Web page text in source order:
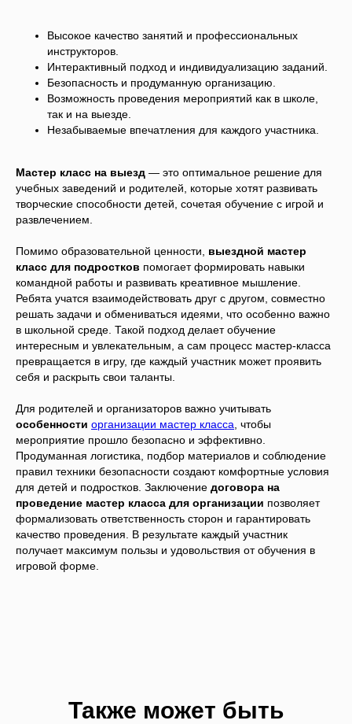
Высокое качество занятий и профессиональных
инструкторов.
Интерактивный подход и индивидуализацию заданий.
Безопасность и продуманную организацию.
Возможность проведения мероприятий как в школе,
так и на выезде.
Незабываемые впечатления для каждого участника.
Мастер класс на выезд — это оптимальное решение для
учебных заведений и родителей, которые хотят развивать
творческие способности детей, сочетая обучение с игрой и
развлечением.
Помимо образовательной ценности, выездной мастер
класс для подростков помогает формировать навыки
командной работы и развивать креативное мышление.
Ребята учатся взаимодействовать друг с другом, совместно
решать задачи и обмениваться идеями, что особенно важно
в школьной среде. Такой подход делает обучение
интересным и увлекательным, а сам процесс мастер-класса
превращается в игру, где каждый участник может проявить
себя и раскрыть свои таланты.
Для родителей и организаторов важно учитывать
особенности организации мастер класса , чтобы
мероприятие прошло безопасно и эффективно.
Продуманная логистика, подбор материалов и соблюдение
правил техники безопасности создают комфортные условия
для детей и подростков. Заключение договора на
проведение мастер класса для организации позволяет
формализовать ответственность сторон и гарантировать
качество проведения. В результате каждый участник
получает максимум пользы и удовольствия от обучения в
игровой форме.
Также может быть